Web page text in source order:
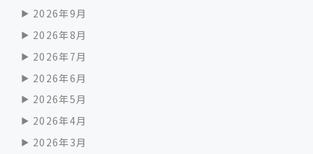
2026年9月
2026年8月
2026年7月
2026年6月
2026年5月
2026年4月
2026年3月